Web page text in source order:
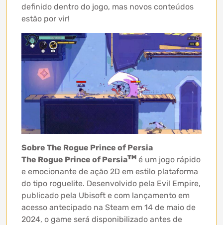
definido dentro do jogo, mas novos conteúdos
estão por vir!
Sobre The Rogue Prince of Persia
The Rogue Prince of PersiaTM é um jogo rápido
e emocionante de ação 2D em estilo plataforma
do tipo roguelite. Desenvolvido pela Evil Empire,
publicado pela Ubisoft e com lançamento em
acesso antecipado na Steam em 14 de maio de
2024, o game será disponibilizado antes de